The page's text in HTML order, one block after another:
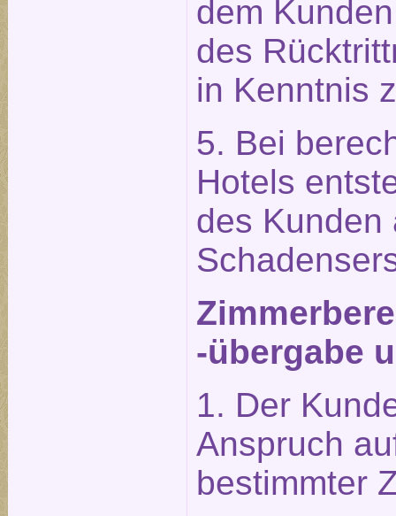
dem
des
in Kenntnis
5. Bei
Hotels
des Kunden
-übergabe
1. Der
Anspruch
bestimmter